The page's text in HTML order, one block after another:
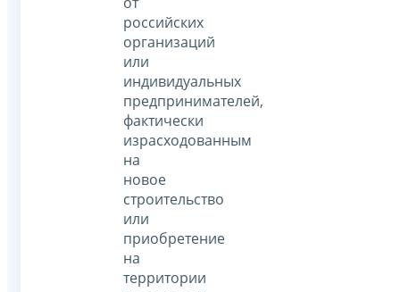
российских
организаций
или
индивидуальных
предпринимателей,
фактически
израсходованным
на
новое
строительство
или
приобретение
на
территории